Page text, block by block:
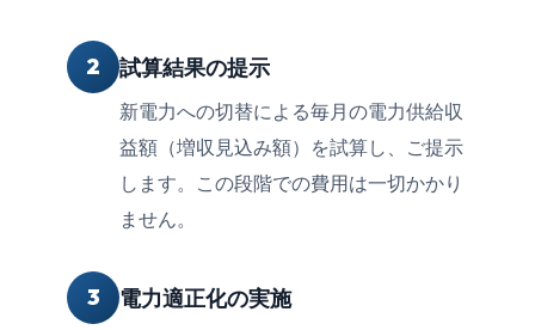
2 試算結果の提示
新電力への切替による毎月の電力供給収
益額（増収見込み額）を試算し、ご提示
します。この段階での費用は一切かかり
ません。
3 電力適正化の実施